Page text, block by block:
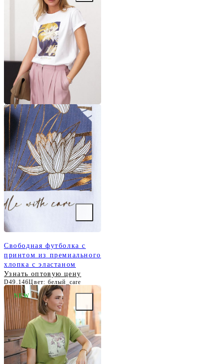
Свободная футболка с
принтом из премиального
хлопка с эластаном
Узнать оптовую цену
D49.146Цвет: белый_care
NEW